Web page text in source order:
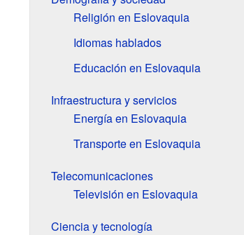
Religión en Eslovaquia
Idiomas hablados
Educación en Eslovaquia
Infraestructura y servicios
Energía en Eslovaquia
Transporte en Eslovaquia
Telecomunicaciones
Televisión en Eslovaquia
Ciencia y tecnología